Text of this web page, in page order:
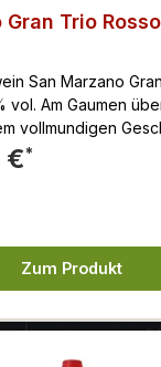
Gran Trio
San Marzano
vol. Am Gaumen
vollmundigen
und einem langen
€*
Zum Produkt